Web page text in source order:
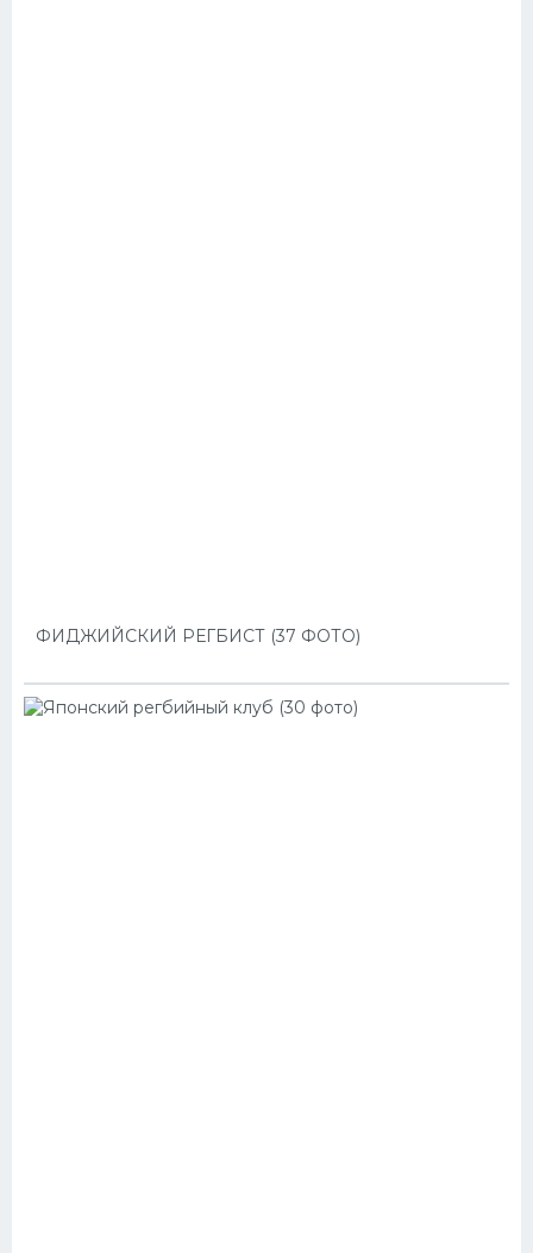
ФИДЖИЙСКИЙ РЕГБИСТ (37 ФОТО)